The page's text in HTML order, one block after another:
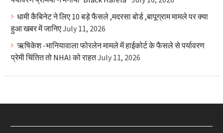
धामी कैबिनेट ने लिए 10 बड़े फैसले ,मदरसा बोर्ड ,बापूग्राम मामले पर क्या
हुआ खबर में जानिएJuly 11, 2026
ऋषिकेश -भानियावाला फोरलेन मामले में हाईकोर्ट के फैसले से पर्यावरण
प्रेमी चिंतित तो NHAI को राहतJuly 11, 2026